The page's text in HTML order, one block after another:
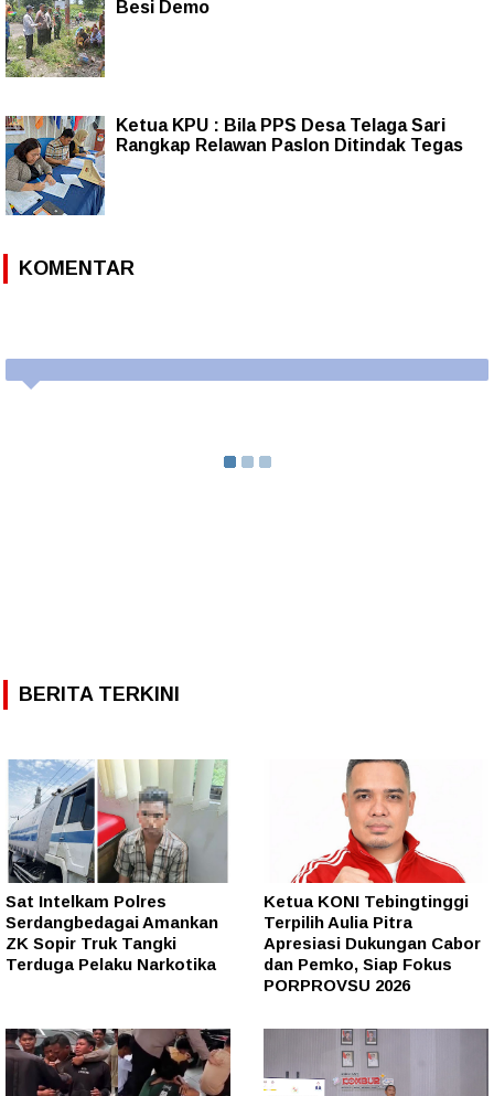
Besi Demo
Ketua KPU : Bila PPS Desa Telaga Sari
Rangkap Relawan Paslon Ditindak Tegas
KOMENTAR
BERITA TERKINI
Sat Intelkam Polres
Serdangbedagai Amankan
ZK Sopir Truk Tangki
Terduga Pelaku Narkotika
Ketua KONI Tebingtinggi
Terpilih Aulia Pitra
Apresiasi Dukungan Cabor
dan Pemko, Siap Fokus
PORPROVSU 2026